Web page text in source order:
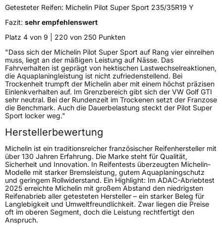
Höchstlast900 kg
Gewicht (in kg)13,5 kg
Generelle Merkmale
Fahrzeugtyp PKW
VerwendungSommerreifen
ModellnamePilot Super Sport
FahrzeugartPKW & SUV
Weitere Eigenschaften
SchlauchtypTL
ZustandNeureifen
VerstärktXL
Getesteter Reifen: Michelin Pilot Super Sport 235/35R19 Y
Fazit: sehr empfehlenswert
Platz 4 von 9 | 220 von 250 Punkten
"Dass sich der Michelin Pilot Super Sport auf Rang vier einreihen
muss, liegt an der mäßigen Leistung auf Nässe. Das
Fahrverhalten ist geprägt von hektischen Lastwechselreaktionen,
die Aquaplaningleistung ist nicht zufriedenstellend. Bei
Trockenheit trumpft der Michelin aber mit einem höchst präzisen
Einlenkverhalten auf. Im Grenzbereich gibt sich der VW Golf GTI
sehr neutral. Bei der Rundenzeit im Trockenen setzt der Franzose
die Benchmark. Auch die Dauerbelastung steckt der Pilot Super
Sport locker weg."
Herstellerbewertung
Michelin ist ein traditionsreicher französischer Reifenhersteller mit
über 130 Jahren Erfahrung. Die Marke steht für Qualität,
Sicherheit und Innovation. In Reifentests überzeugten Michelin-
Modelle mit starker Bremsleistung, gutem Aquaplaningschutz
und geringem Rollwiderstand. Ein Highlight: Im ADAC-Abriebtest
2025 erreichte Michelin mit großem Abstand den niedrigsten
Reifenabrieb aller getesteten Hersteller – ein starker Beleg für
Langlebigkeit und Umweltfreundlichkeit. Zwar liegen die Preise
oft im oberen Segment, doch die Leistung rechtfertigt den
Anspruch.